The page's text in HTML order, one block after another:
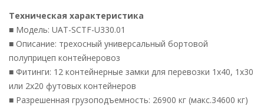
Техническая характеристика
■ Модель: UAT-SCTF-U330.01
■ Описание: трехосный универсальный бортовой
полуприцеп контейнеровоз
■ Фитинги: 12 контейнерные замки для перевозки 1х40, 1х30
или 2х20 футовых контейнеров
■ Разрешенная грузоподъемность: 26900 кг (макс.34600 кг)